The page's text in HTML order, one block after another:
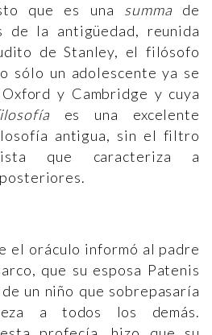
que es una summa de
de la antigüedad, reunida
de Stanley, el filósofo
sólo un adolescente ya se
y Cambridge y cuya
es una excelente
antigua, sin el filtro
que caracteriza a
posteriores.
el oráculo informó al padre
que su esposa Patenis
un niño que sobrepasaría
a todos los demás.